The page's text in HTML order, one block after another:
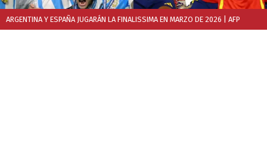
ARGENTINA Y ESPAÑA JUGARÁN LA FINALISSIMA EN MARZO DE 2026 | AFP